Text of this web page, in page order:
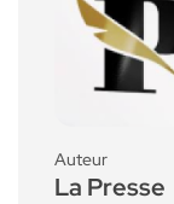
Auteur
La Presse